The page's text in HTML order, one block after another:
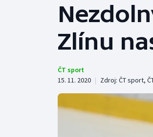
Hokej
Tenis
Cyklistika
Zlínu
ČT sport
15. 11. 2020 | Zdroj: ČT sport,